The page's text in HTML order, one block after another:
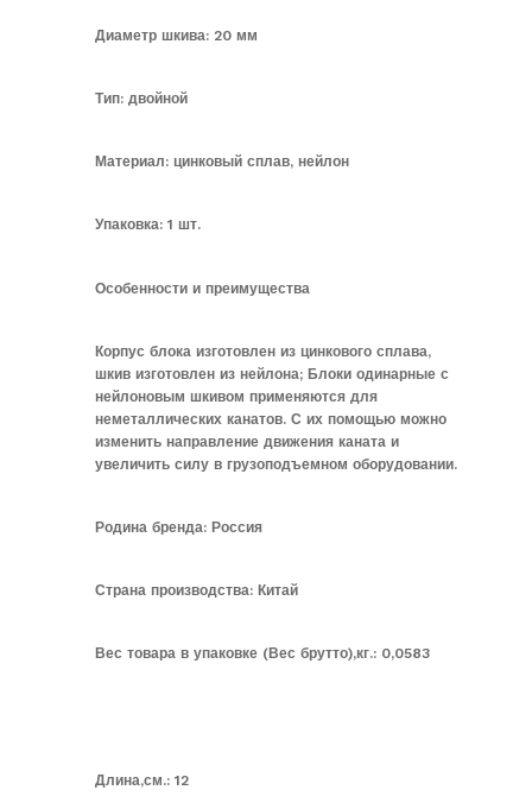
Диаметр шкива: 20 мм
Тип: двойной
Материал: цинковый сплав, нейлон
Упаковка: 1 шт.
Особенности и преимущества
Корпус блока изготовлен из цинкового сплава,
шкив изготовлен из нейлона; Блоки одинарные с
нейлоновым шкивом применяются для
неметаллических канатов. С их помощью можно
изменить направление движения каната и
увеличить силу в грузоподъемном оборудовании.
Родина бренда: Россия
Страна производства: Китай
Вес товара в упаковке (Вес брутто),кг.: 0,0583
Длина,см.: 12